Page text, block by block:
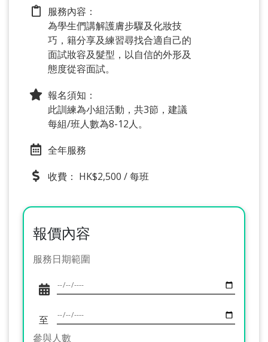
服務內容：
為學生們講解護膚步驟及化妝技
巧，籍分享及練習尋找合適自己的
面試妝容及髮型，以自信的外形及
態度從容面試。
報名須知：
此訓練為小組活動，共3節，建議
每組/班人數為8-12人。
全年服務
收費： HK$2,500 / 每班
報價內容
服務日期範圍
至
參與人數